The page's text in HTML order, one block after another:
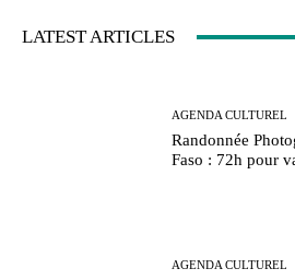
LATEST ARTICLES
AGENDA CULTUREL
Randonnée
Faso : 72h pour
AGENDA CULTUREL